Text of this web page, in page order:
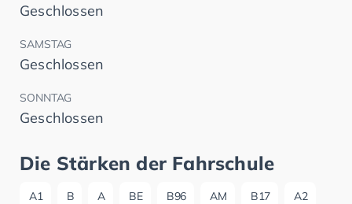
Geschlossen
SAMSTAG
Geschlossen
SONNTAG
Geschlossen
Die Stärken der Fahrschule
A1 B A BE B96 AM B17 A2